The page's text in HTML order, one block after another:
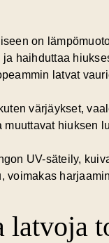
on
haihduttaa
latvat
värjäykset,
muuttavat hiuksen
UV-säteily,
voimakas